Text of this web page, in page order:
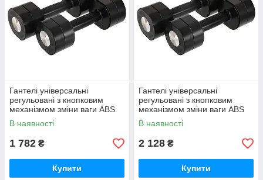
Гантелі універсальні
регульовані з кнопковим
механізмом зміни ваги ABS
покриття 4 кг (2 шт. по 2 кг)
Zelart TA-7787-4
В наявності
1 782 ₴
Купити
Гантелі універсальні
регульовані з кнопковим
механізмом зміни ваги ABS
покриття 6 кг (2 шт. по 3 кг)
Zelart TA-7787-6
В наявності
2 128 ₴
Купити